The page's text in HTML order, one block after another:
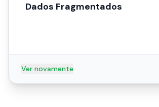
Dados Fragmentados
Ver novamente